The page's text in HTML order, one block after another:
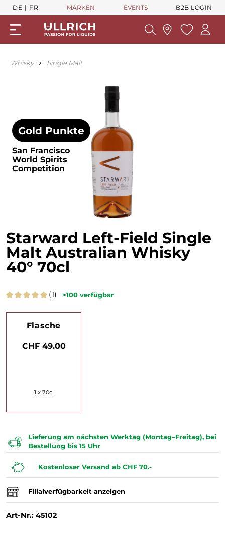
DE FR MARKEN EVENTS B2B LOGIN
Whisky Single Malt
Gold Punkte
San Francisco
World Spirits
Competition
Starward Left-Field Single
Malt Australian Whisky
40° 70cl
(1) >100 verfügbar
Flasche
CHF 49.00
1 x 70cl
Lieferung am nächsten Werktag (Montag–Freitag), bei
Bestellung bis 15 Uhr
Kostenloser Versand ab CHF 70.-
Filialverfügbarkeit anzeigen
Art-Nr.: 45102